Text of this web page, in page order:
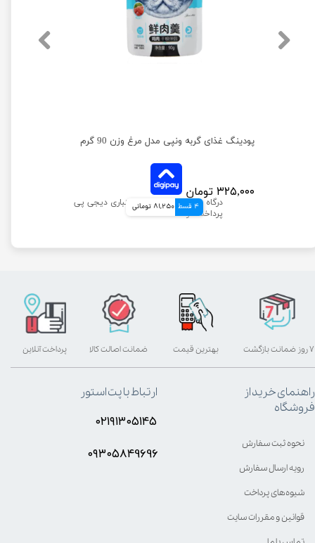
پودینگ غذای گربه ونپی مدل مرغ وزن 90 گرم
۳۲۵,۰۰۰ تومان
4 قسط 81,250 تومانی
بهترین قیمت پرداخت آنلاین ۷ روز ضمانت بازگشت ضمانت اصالت کالا
راهنمای خرید از
فروشگاه
نحوه ثبت سفارش
رویه ارسال سفارش
شیوه‌های پرداخت
قوانین و مقررات سایت
ارتباط با پت استور
۰۲۱۹۱۳۰۵۱۴۵
۰۹۳۰۵8۴9696